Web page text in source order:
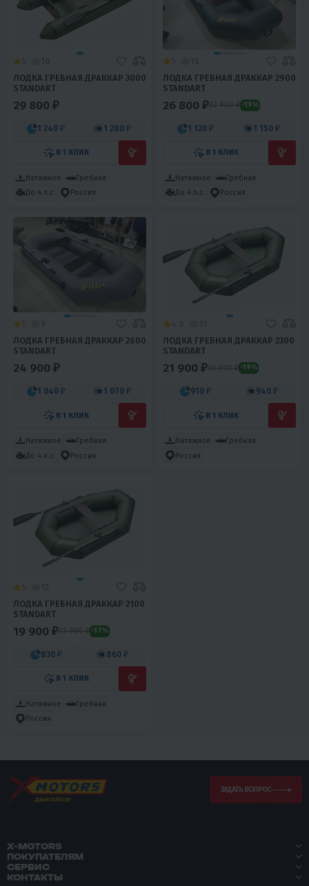
ЛОДКА ГРЕБНАЯ ДРАККАР 3000
STANDART
29 800 ₽
1 240 ₽ 1 280 ₽
В 1 КЛИК
Натяжное
Гребная
До 4 л.с.
Россия
ЛОДКА ГРЕБНАЯ ДРАККАР 2900
STANDART
26 800 ₽32 900 ₽ -19%
1 120 ₽ 1 150 ₽
В 1 КЛИК
Натяжное
Гребная
До 4 л.с.
Россия
ЛОДКА ГРЕБНАЯ ДРАККАР 2600
STANDART
24 900 ₽
1 040 ₽ 1 070 ₽
В 1 КЛИК
Натяжное
Гребная
До 4 л.с.
Россия
ЛОДКА ГРЕБНАЯ ДРАККАР 2300
STANDART
21 900 ₽26 900 ₽ -19%
910 ₽ 940 ₽
В 1 КЛИК
Натяжное
Гребная
Россия
ЛОДКА ГРЕБНАЯ ДРАККАР 2100
STANDART
19 900 ₽23 900 ₽ -17%
830 ₽ 860 ₽
В 1 КЛИК
Натяжное
Гребная
Россия
ЗАДАТЬ ВОПРОС
X-MOTORS
ПОКУПАТЕЛЯМ
СЕРВИС
КОНТАКТЫ